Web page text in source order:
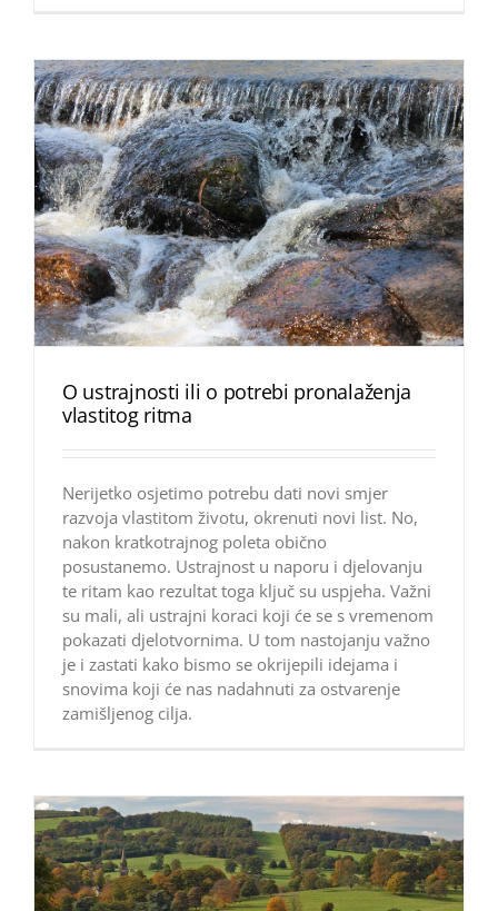
O ustrajnosti ili o potrebi pronalaženja
vlastitog ritma
Nerijetko osjetimo potrebu dati novi smjer
razvoja vlastitom životu, okrenuti novi list. No,
nakon kratkotrajnog poleta obično
posustanemo. Ustrajnost u naporu i djelovanju
te ritam kao rezultat toga ključ su uspjeha. Važni
su mali, ali ustrajni koraci koji će se s vremenom
pokazati djelotvornima. U tom nastojanju važno
je i zastati kako bismo se okrijepili idejama i
snovima koji će nas nadahnuti za ostvarenje
zamišljenog cilja.